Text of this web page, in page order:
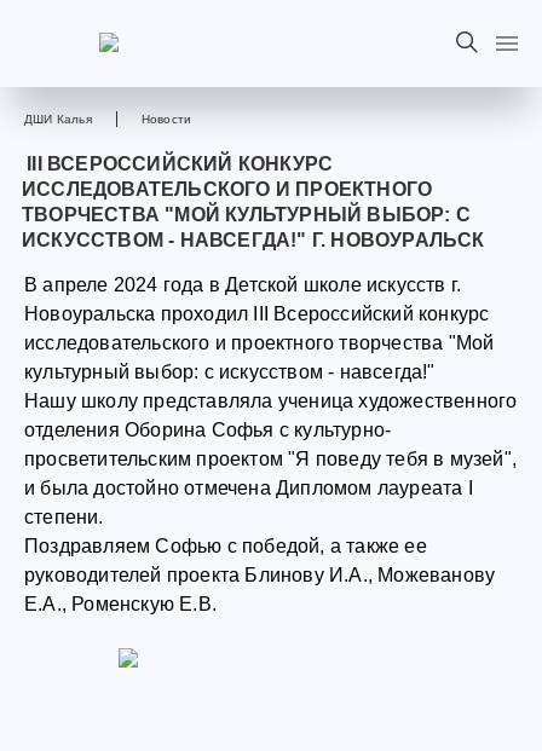
ДШИ Калья Новости
III ВСЕРОССИЙСКИЙ КОНКУРС
ИССЛЕДОВАТЕЛЬСКОГО И ПРОЕКТНОГО
ТВОРЧЕСТВА "МОЙ КУЛЬТУРНЫЙ ВЫБОР: С
ИСКУССТВОМ - НАВСЕГДА!" Г. НОВОУРАЛЬСК
В апреле 2024 года в Детской школе искусств г.
Новоуральска проходил III Всероссийский конкурс
исследовательского и проектного творчества "Мой
культурный выбор: с искусством - навсегда!"
Нашу школу представляла ученица художественного
отделения Оборина Софья с культурно-
просветительским проектом "Я поведу тебя в музей",
и была достойно отмечена Дипломом лауреата I
степени.
Поздравляем Софью с победой, а также ее
руководителей проекта Блинову И.А., Можеванову
Е.А., Роменскую Е.В.